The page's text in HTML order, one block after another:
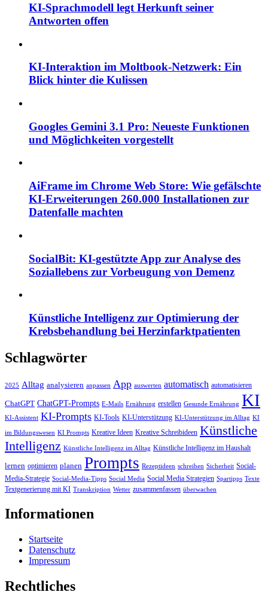
KI-Sprachmodell legt Herkunft seiner
Antworten offen
KI-Interaktion im Moltbook-Netzwerk: Ein
Blick hinter die Kulissen
Googles Gemini 3.1 Pro: Neueste Funktionen
und Möglichkeiten vorgestellt
AiFrame im Chrome Web Store: Wie gefälschte
KI-Erweiterungen 260.000 Installationen zur
Datenfalle machten
SocialBit: KI-gestützte App zur Analyse des
Soziallebens zur Vorbeugung von Demenz
Künstliche Intelligenz zur Optimierung der
Krebsbehandlung bei Herzinfarktpatienten
Schlagwörter
2025 Alltag analysieren anpassen App auswerten automatisch automatisieren
ChatGPT ChatGPT-Prompts E-Mails Ernährung erstellen Gesunde Ernährung KI
KI-Assistent KI-Prompts KI-Tools KI-Unterstützung KI-Unterstützung im Alltag KI
im Bildungswesen KI Prompts Kreative Ideen Kreative Schreibideen Künstliche
Intelligenz Künstliche Intelligenz im Alltag Künstliche Intelligenz im Haushalt
lernen optimieren planen Prompts Rezeptideen schreiben Sicherheit Social-
Media-Strategie Social-Media-Tipps Social Media Social Media Strategien Spartipps Texte
Textgenerierung mit KI Transkription Wetter zusammenfassen überwachen
Informationen
Startseite
Datenschutz
Impressum
Rechtliches